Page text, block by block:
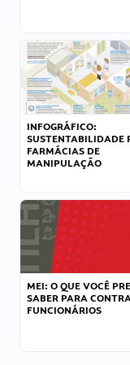
INFOGRÁFICO:
SUSTENTABILIDADE
FARMÁCIAS DE
MANIPULAÇÃO
MEI: O QUE VOCÊ
SABER PARA
FUNCIONÁRIOS